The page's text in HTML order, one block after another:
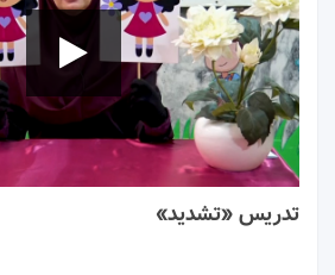
08:01
تدریس «تشدید»